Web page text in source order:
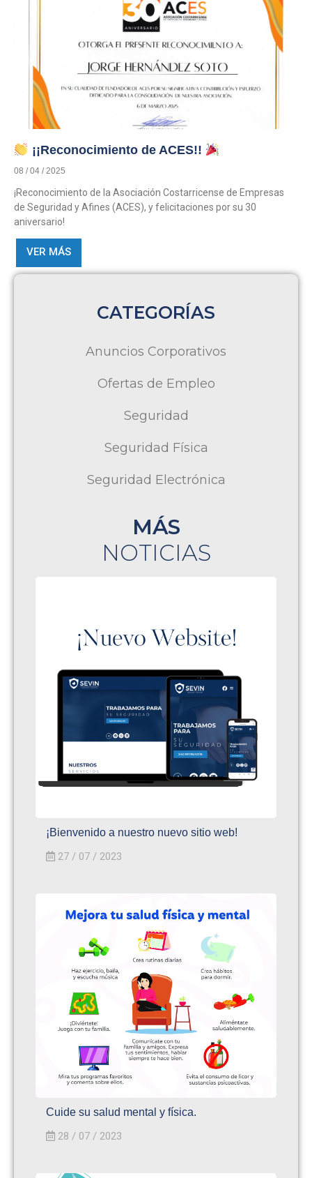
¡¡Reconocimiento de ACES!!
08 / 04 / 2025
¡Reconocimiento de la Asociación Costarricense de Empresas
de Seguridad y Afines (ACES), y felicitaciones por su 30
aniversario!
VER MÁS
CATEGORÍAS
Anuncios Corporativos
Ofertas de Empleo
Seguridad
Seguridad Física
Seguridad Electrónica
MÁS
NOTICIAS
¡Bienvenido a nuestro nuevo sitio web!
27 / 07 / 2023
Cuide su salud mental y física.
28 / 07 / 2023